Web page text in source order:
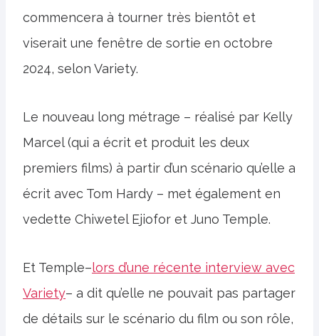
commencera à tourner très bientôt et
viserait une fenêtre de sortie en octobre
2024, selon Variety.
Le nouveau long métrage – réalisé par Kelly
Marcel (qui a écrit et produit les deux
premiers films) à partir d’un scénario qu’elle a
écrit avec Tom Hardy – met également en
vedette Chiwetel Ejiofor et Juno Temple.
Et Temple–lors d’une récente interview avec
Variety– a dit qu’elle ne pouvait pas partager
de détails sur le scénario du film ou son rôle,